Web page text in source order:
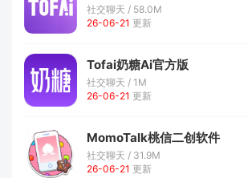
社交聊天 / 58.0M
26-06-21 更新
Tofai奶糖Ai官方版
社交聊天 / 1M
26-06-21 更新
MomoTalk桃信二创软件
社交聊天 / 31.9M
26-06-21 更新